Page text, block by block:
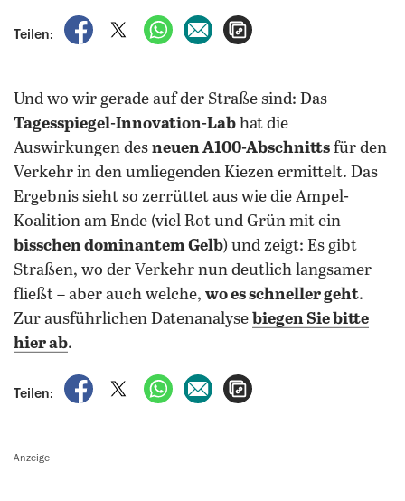
Teilen:
auf Facebook teilen
auf X teilenper WhatsApp teilen
per E-Mail teilen
Und wo wir gerade auf der Straße sind: Das
Tagesspiegel-Innovation-Lab hat die
Auswirkungen des neuen A100-Abschnitts für den
Verkehr in den umliegenden Kiezen ermittelt. Das
Ergebnis sieht so zerrüttet aus wie die Ampel-
Koalition am Ende (viel Rot und Grün mit ein
bisschen dominantem Gelb) und zeigt: Es gibt
Straßen, wo der Verkehr nun deutlich langsamer
fließt – aber auch welche, wo es schneller geht.
Zur ausführlichen Datenanalyse biegen Sie bitte
hier ab.
Teilen:
auf Facebook teilen
auf X teilenper WhatsApp teilen
per E-Mail teilen
Anzeige